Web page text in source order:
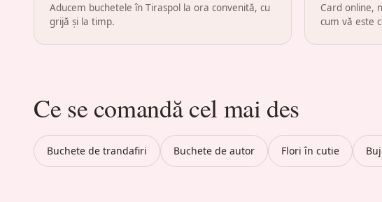
Aducem buchetele în Tiraspol la ora convenită, cu
grijă și la timp.
Card online,
cum vă este
Ce se comandă cel mai des
Buchete de trandafiri Buchete de autor Flori în cutie